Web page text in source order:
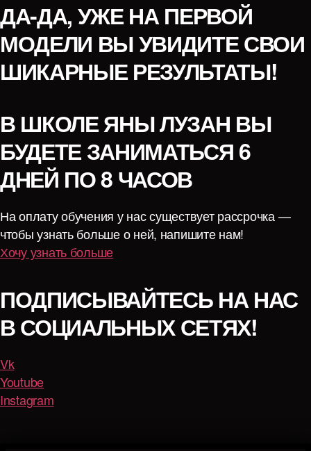
ДА-ДА, УЖЕ НА ПЕРВОЙ
МОДЕЛИ ВЫ УВИДИТЕ СВОИ
ШИКАРНЫЕ РЕЗУЛЬТАТЫ!
В ШКОЛЕ ЯНЫ ЛУЗАН ВЫ
БУДЕТЕ ЗАНИМАТЬСЯ 6
ДНЕЙ ПО 8 ЧАСОВ
На оплату обучения у нас существует рассрочка —
чтобы узнать больше о ней, напишите нам!
Хочу узнать больше
ПОДПИСЫВАЙТЕСЬ НА НАС
В СОЦИАЛЬНЫХ СЕТЯХ!
Vk
Youtube
Instagram